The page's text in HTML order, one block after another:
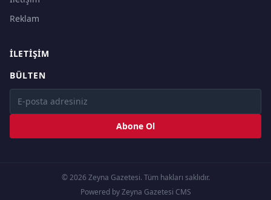
Reklam
İLETIŞIM
BÜLTEN
Abone Ol
© 2026 Zeyna Gazetesi. Tüm hakları saklıdır.
Powered by Zeyna Gazetesi CMS